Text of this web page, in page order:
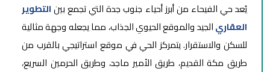
يُعد حي الفيحاء من أبرز أحياء جنوب جدة التي تجمع بينالتطوير
العقاريالجيد والموقع الحيوي الجذاب، مما يجعله وجهة مثالية
للسكن والاستقرار. يتمركز الحي في موقع استراتيجي بالقرب من
طريق مكة القديم، طريق الأمير ماجد، وطريق الحرمين السريع،